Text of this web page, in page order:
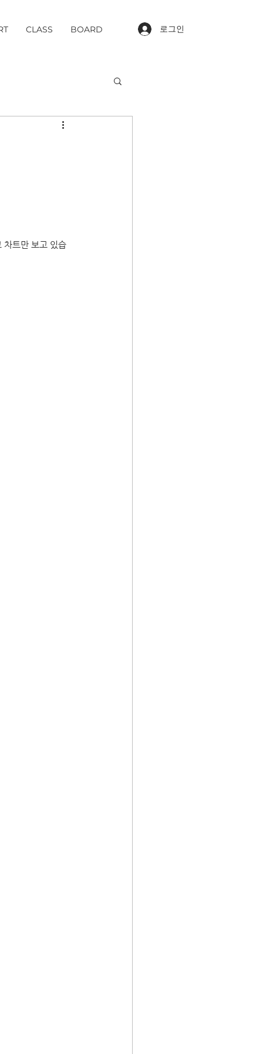
CLASS BOARD 로그인
차트만 보고 있습